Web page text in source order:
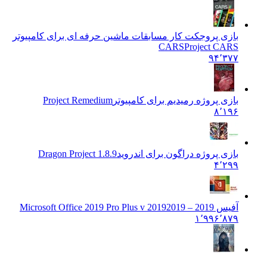
بازی پروجکت کار مسابقات ماشین حرفه ای برای کامپیوتر
CARSProject CARS
۹۴٬۳۷۷
بازی پروژه رمیدیم برای کامپیوتر Project Remedium
۸٬۱۹۶
بازی پروژه دراگون برای اندرویدDragon Project 1.8.9
۴٬۲۹۹
آفیس 2019 – 2019
2019 Microsoft Office 2019 Pro Plus v
۱٬۹۹۶٬۸۷۹